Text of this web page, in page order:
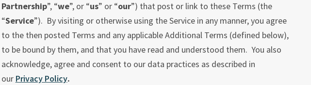
Partnership”, “we”, or “us” or “our”) that post or link to these Terms (the
“Service”). By visiting or otherwise using the Service in any manner, you agree
to the then posted Terms and any applicable Additional Terms (defined below),
to be bound by them, and that you have read and understood them. You also
acknowledge, agree and consent to our data practices as described in
our Privacy Policy.